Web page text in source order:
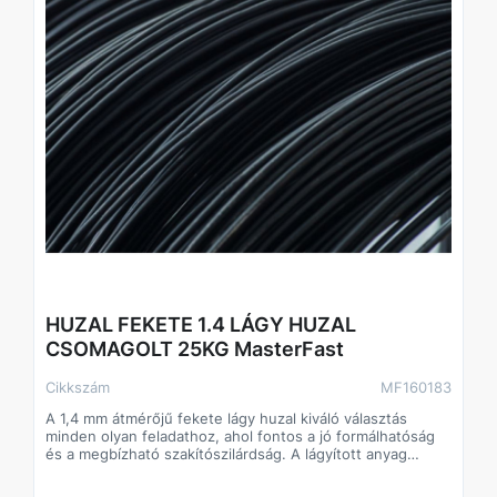
HUZAL FEKETE 1.4 LÁGY HUZAL
CSOMAGOLT 25KG MasterFast
Cikkszám
MF160183
A 1,4 mm átmérőjű fekete lágy huzal kiváló választás
minden olyan feladathoz, ahol fontos a jó formálhatóság
és a megbízható szakítószilárdság. A lágyított anyag